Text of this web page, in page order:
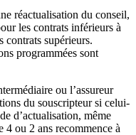
réactualisation du conseil,
les contrats inférieurs à
contrats supérieurs.
programmées sont
ou l’assureur
du souscripteur si celui-
d’actualisation, même
4 ou 2 ans recommence à